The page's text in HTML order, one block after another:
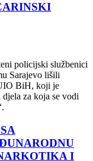
policijski službenici
Sarajevo lišili
BiH, koji je
za koja se vodi
I